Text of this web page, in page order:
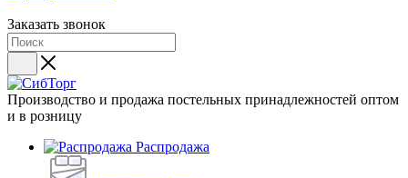
Заказать звонок
Производство и продажа постельных принадлежностей оптом
и в розницу
Распродажа